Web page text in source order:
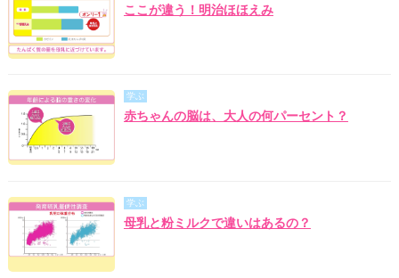
ここが違う！明治ほほえみ
学ぶ
赤ちゃんの脳は、大人の何パーセント？
学ぶ
母乳と粉ミルクで違いはあるの？